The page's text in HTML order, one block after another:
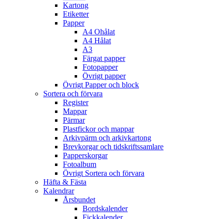
Kartong
Etiketter
Papper
A4 Ohålat
A4 Hålat
A3
Färgat papper
Fotopapper
Övrigt papper
Övrigt Papper och block
Sortera och förvara
Register
Mappar
Pärmar
Plastfickor och mappar
Arkivpärm och arkivkartong
Brevkorgar och tidskriftssamlare
Papperskorgar
Fotoalbum
Övrigt Sortera och förvara
Häfta & Fästa
Kalendrar
Årsbundet
Bordskalender
Fickkalender